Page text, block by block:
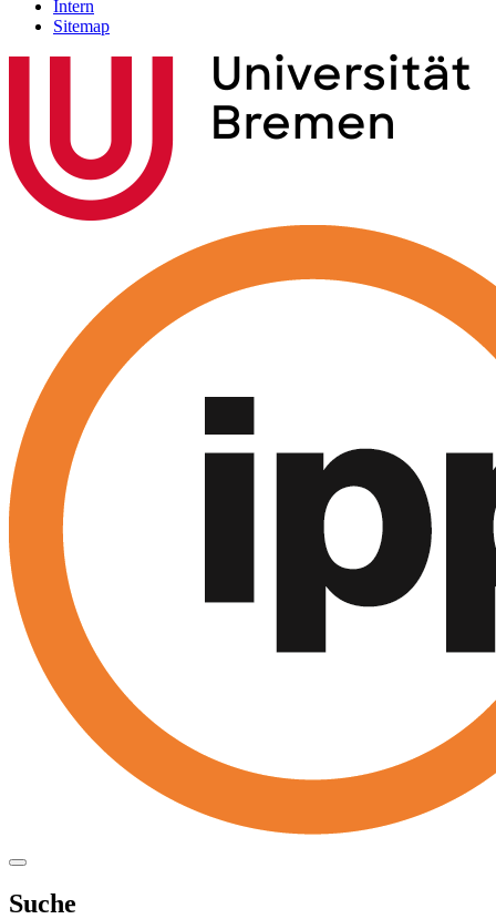
Intern
Sitemap
Suche